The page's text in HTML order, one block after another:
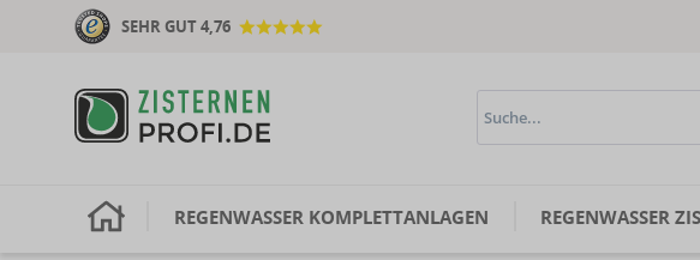
SEHR GUT 4,76
H REGENWASSER KOMPLETTANLAGEN REGENWASSER